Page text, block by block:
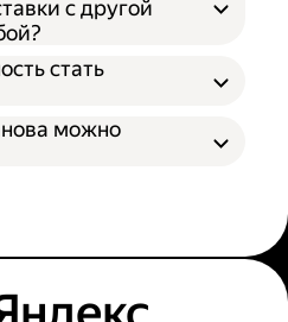
с другой
стать
можно